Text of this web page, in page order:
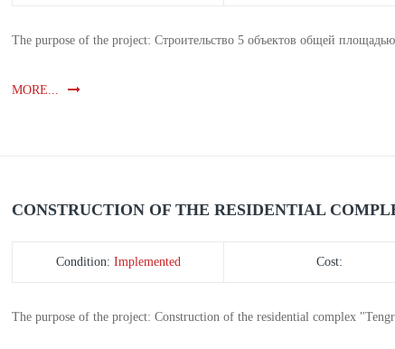
The purpose of the project: Строительство 5 объектов общей
MORE...
CONSTRUCTION OF THE RESIDENTIAL
Condition: Implemented Cost:
The purpose of the project: Construction of the residential complex